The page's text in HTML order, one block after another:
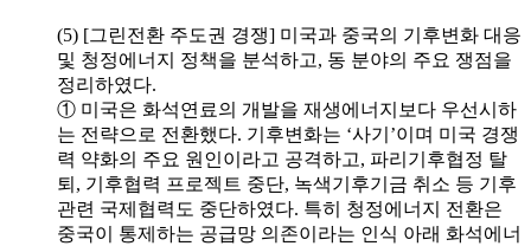
(5) [그린전환 주도권 경쟁] 미국과 중국의 기후변화 대응
및 청정에너지 정책을 분석하고, 동 분야의 주요 쟁점을
정리하였다.
① 미국은 화석연료의 개발을 재생에너지보다 우선시하
는 전략으로 전환했다. 기후변화는 ‘사기’이며 미국 경쟁
력 약화의 주요 원인이라고 공격하고, 파리기후협정 탈
퇴, 기후협력 프로젝트 중단, 녹색기후기금 취소 등 기후
관련 국제협력도 중단하였다. 특히 청정에너지 전환은
중국이 통제하는 공급망 의존이라는 인식 아래 화석에너